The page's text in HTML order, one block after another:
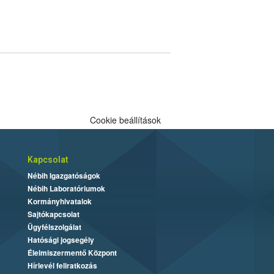
Cookie beállítások
Kapcsolat
Nébih Igazgatóságok
Nébih Laboratóriumok
Kormányhivatalok
Sajtókapcsolat
Ügyfélszolgálat
Hatósági jogsegély
Élelmiszermentő Központ
Hírlevél feliratkozás